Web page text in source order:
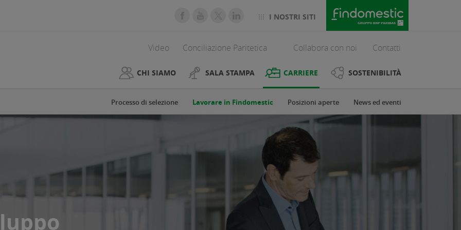
I NOSTRI SITI
CHI SIAMO SALA STAMPA CARRIERE
Processo di selezione Lavorare in Findomestic Posizioni aperte News ed eventi
SOSTENIBILITÀ
Video Conciliazione Paritetica Collabora con noi Contatti